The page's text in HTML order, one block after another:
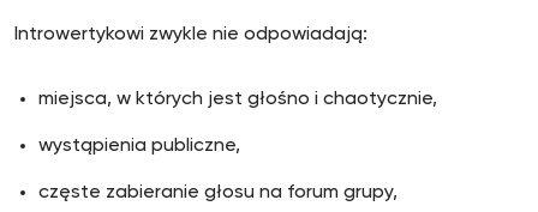
Introwertykowi zwykle nie odpowiadają:
miejsca, w których jest głośno i chaotycznie,
wystąpienia publiczne,
częste zabieranie głosu na forum grupy,